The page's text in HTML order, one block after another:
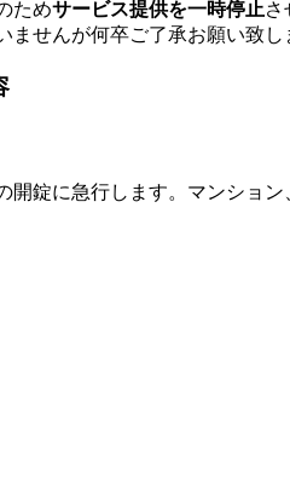
ためサービス提供を一時停止さ
せんが何卒ご了承お願い致し
開錠に急行します。マンショ